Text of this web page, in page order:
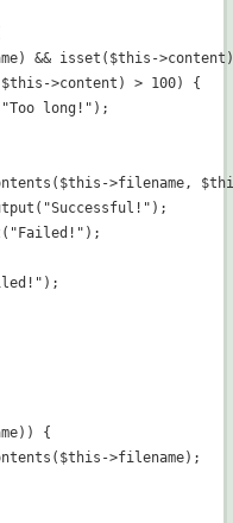
&& isset($this-
>content) > 100) {
long!");
>filename,
{
>filename);